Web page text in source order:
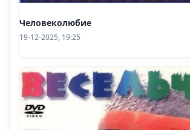
Человеколюбие
19-12-2025, 19:25